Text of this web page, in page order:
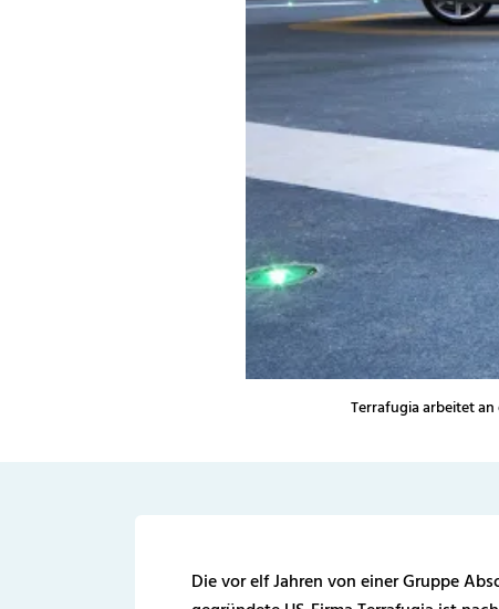
Terrafugia arbeitet
Die vor elf Jahren von einer Gruppe